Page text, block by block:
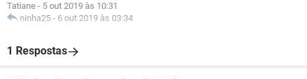
Tatiane - 5 out 2019 às 10:31
ninha25 - 6 out 2019 às 03:34
1 Respostas